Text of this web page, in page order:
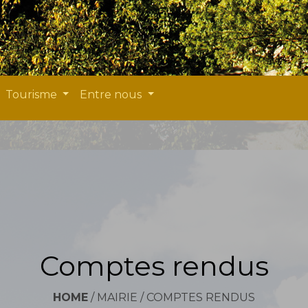
Tourisme Entre nous
Comptes rendus
HOME / MAIRIE / COMPTES RENDUS